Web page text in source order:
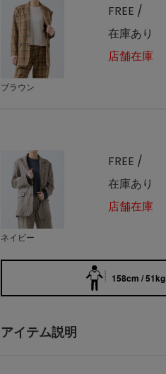
ブラウン
FREE /
在庫あり
店舗在庫
ネイビー
FREE /
在庫あり
店舗在庫
158cm / 51kg
アイテム説明